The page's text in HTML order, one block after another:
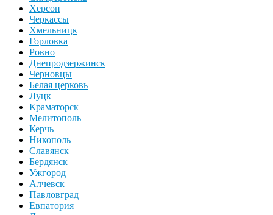
Херсон
Черкассы
Хмельницк
Горловка
Ровно
Днепродзержинск
Черновцы
Белая церковь
Луцк
Краматорск
Мелитополь
Керчь
Никополь
Славянск
Бердянск
Ужгород
Алчевск
Павловград
Евпатория